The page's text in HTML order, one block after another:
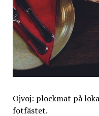
Ojvoj: plockmat på
fotfästet.